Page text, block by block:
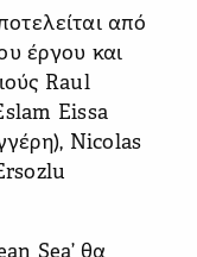
από
έργου και
Raul
Eissa
Nicolas